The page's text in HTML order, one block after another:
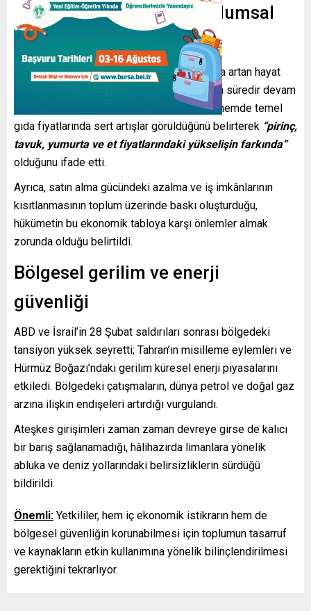
Ekonomik zorlukların toplumsal
etkileri
Meclis Başkanı Muhammed Bakır Kalibaf da artan hayat
pahalılığına dikkat çekti. Kalibaf, halkın uzun süredir devam
eden dış baskılara direndiğini fakat son dönemde temel
gıda fiyatlarında sert artışlar görüldüğünü belirterek “pirinç,
tavuk, yumurta ve et fiyatlarındaki yükselişin farkında”
olduğunu ifade etti.
Ayrıca, satın alma gücündeki azalma ve iş imkânlarının
kısıtlanmasının toplum üzerinde baskı oluşturduğu,
hükümetin bu ekonomik tabloya karşı önlemler almak
zorunda olduğu belirtildi.
Bölgesel gerilim ve enerji
güvenliği
ABD ve İsrail’in 28 Şubat saldırıları sonrası bölgedeki
tansiyon yüksek seyretti; Tahran’ın misilleme eylemleri ve
Hürmüz Boğazı’ndaki gerilim küresel enerji piyasalarını
etkiledi. Bölgedeki çatışmaların, dünya petrol ve doğal gaz
arzına ilişkin endişeleri artırdığı vurgulandı.
Ateşkes girişimleri zaman zaman devreye girse de kalıcı
bir barış sağlanamadığı, hâlihazırda limanlara yönelik
abluka ve deniz yollarındaki belirsizliklerin sürdüğü
bildirildi.
Önemli: Yetkililer, hem iç ekonomik istikrarın hem de
bölgesel güvenliğin korunabilmesi için toplumun tasarruf
ve kaynakların etkin kullanımına yönelik bilinçlendirilmesi
gerektiğini tekrarlıyor.